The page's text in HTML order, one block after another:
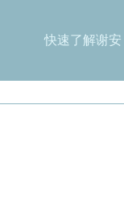
快速了解谢安